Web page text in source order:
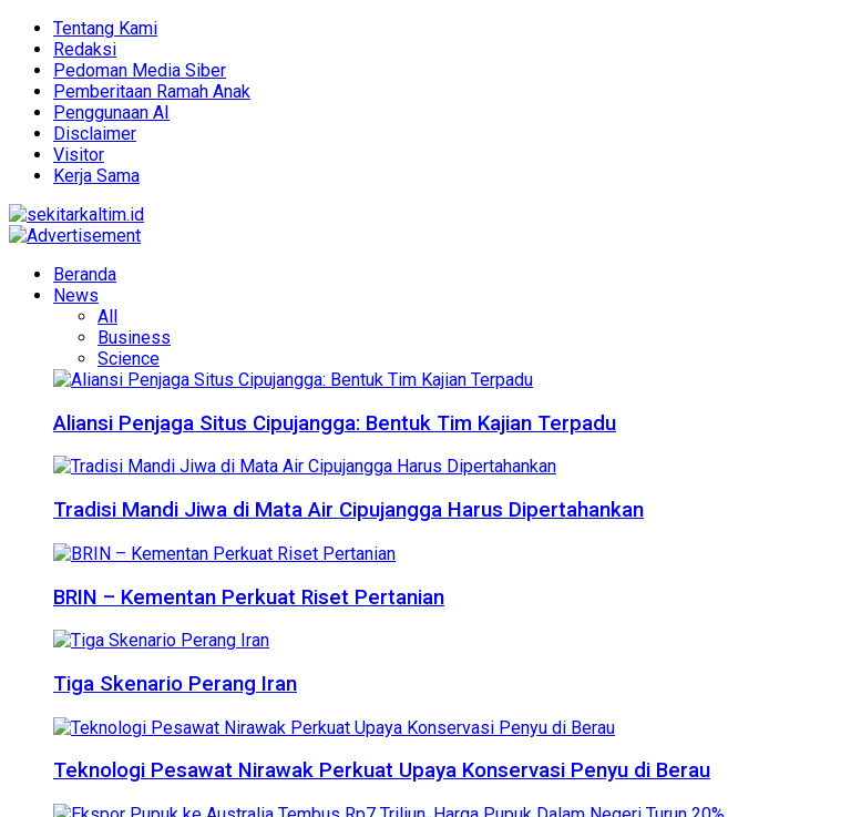
Tentang Kami
Redaksi
Pedoman Media Siber
Pemberitaan Ramah Anak
Penggunaan AI
Disclaimer
Visitor
Kerja Sama
Beranda
News
All
Business
Science
Aliansi Penjaga Situs Cipujangga: Bentuk Tim Kajian Terpadu
Tradisi Mandi Jiwa di Mata Air Cipujangga Harus Dipertahankan
BRIN – Kementan Perkuat Riset Pertanian
Tiga Skenario Perang Iran
Teknologi Pesawat Nirawak Perkuat Upaya Konservasi Penyu di Berau